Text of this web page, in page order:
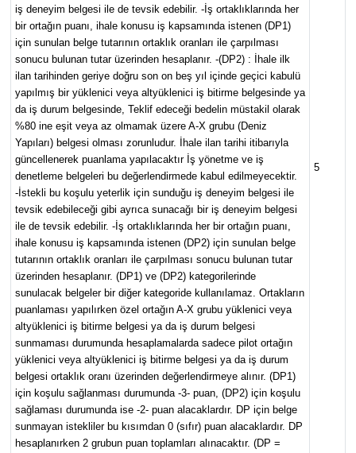
iş deneyim belgesi ile de tevsik edebilir. -İş ortaklıklarında her
bir ortağın puanı, ihale konusu iş kapsamında istenen (DP1)
için sunulan belge tutarının ortaklık oranları ile çarpılması
sonucu bulunan tutar üzerinden hesaplanır. -(DP2) : İhale ilk
ilan tarihinden geriye doğru son on beş yıl içinde geçici kabulü
yapılmış bir yüklenici veya altyüklenici iş bitirme belgesinde ya
da iş durum belgesinde, Teklif edeceği bedelin müstakil olarak
%80 ine eşit veya az olmamak üzere A-X grubu (Deniz
Yapıları) belgesi olması zorunludur. İhale ilan tarihi itibarıyla
güncellenerek puanlama yapılacaktır İş yönetme ve iş
denetleme belgeleri bu değerlendirmede kabul edilmeyecektir.
-İstekli bu koşulu yeterlik için sunduğu iş deneyim belgesi ile
tevsik edebileceği gibi ayrıca sunacağı bir iş deneyim belgesi
ile de tevsik edebilir. -İş ortaklıklarında her bir ortağın puanı,
ihale konusu iş kapsamında istenen (DP2) için sunulan belge
tutarının ortaklık oranları ile çarpılması sonucu bulunan tutar
üzerinden hesaplanır. (DP1) ve (DP2) kategorilerinde
sunulacak belgeler bir diğer kategoride kullanılamaz. Ortakların
puanlaması yapılırken özel ortağın A-X grubu yüklenici veya
altyüklenici iş bitirme belgesi ya da iş durum belgesi
sunmaması durumunda hesaplamalarda sadece pilot ortağın
yüklenici veya altyüklenici iş bitirme belgesi ya da iş durum
belgesi ortaklık oranı üzerinden değerlendirmeye alınır. (DP1)
için koşulu sağlanması durumunda -3- puan, (DP2) için koşulu
sağlaması durumunda ise -2- puan alacaklardır. DP için belge
sunmayan istekliler bu kısımdan 0 (sıfır) puan alacaklardır. DP
hesaplanırken 2 grubun puan toplamları alınacaktır. (DP =
5